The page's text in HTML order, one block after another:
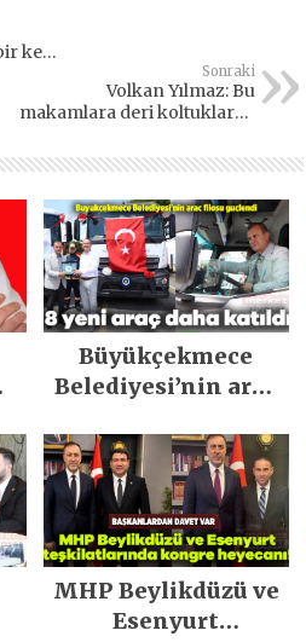
kent
Sonraki
Volkan Yılmaz: Bu
makamlara deri koltuklarda
Büyükçekmece
Belediyesi’nin araç
MHP Beylikdüzü ve
Esenyurt